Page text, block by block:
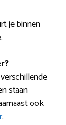
je binnen
staan
ook
.